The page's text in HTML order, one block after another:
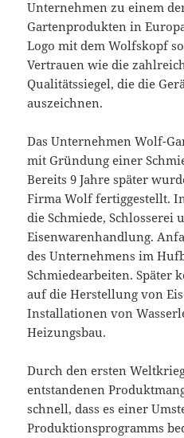
Unternehmen zu einem
Gartenprodukten in
Logo mit dem Wolfskopf
Vertrauen wie die
Qualitätssiegel, die die
auszeichnen.
Das Unternehmen Wolf-
mit Gründung einer
Bereits 9 Jahre später
Firma Wolf fertiggestellt.
die Schmiede, Schlosserei
Eisenwarenhandlung.
des Unternehmens im
Schmiedearbeiten. Später
auf die Herstellung von
Installationen von
Heizungsbau.
Durch den ersten
entstandenen
schnell, dass es einer
Produktionsprogramms